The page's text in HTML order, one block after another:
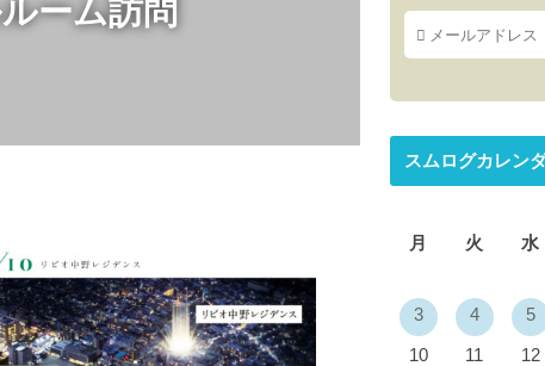
ーム訪問
スムログカレン
月
火 水
3 4 5
10 11 12